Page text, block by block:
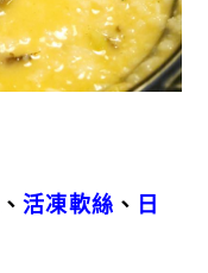
、活凍軟絲 、 日